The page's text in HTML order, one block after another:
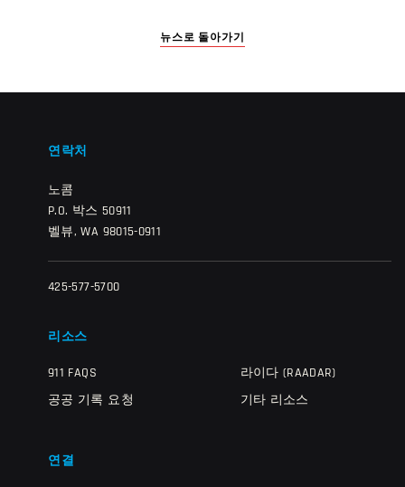
뉴스로 돌아가기
연락처
노콤
P.O. 박스 50911
벨뷰, WA 98015-0911
425-577-5700
리소스
911 FAQS
공공 기록 요청
라이다 (RAADAR)
기타 리소스
연결